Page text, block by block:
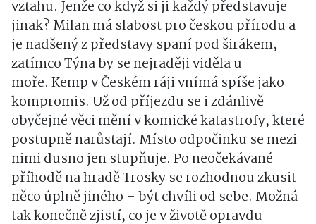
vztahu. Jenže co když si ji každý představuje
jinak? Milan má slabost pro českou přírodu a
je nadšený z představy spaní pod širákem,
zatímco Týna by se nejraději viděla u
moře. Kemp v Českém ráji vnímá spíše jako
kompromis. Už od příjezdu se i zdánlivě
obyčejné věci mění v komické katastrofy, které
postupně narůstají. Místo odpočinku se mezi
nimi dusno jen stupňuje. Po neočekávané
příhodě na hradě Trosky se rozhodnou zkusit
něco úplně jiného – být chvíli od sebe. Možná
tak konečně zjistí, co je v životě opravdu